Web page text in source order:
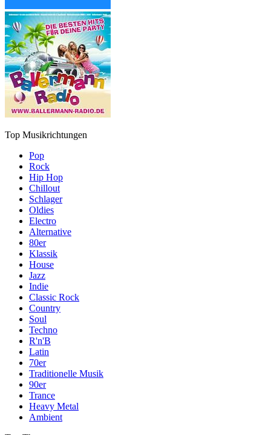
Top Musikrichtungen
Pop
Rock
Hip Hop
Chillout
Schlager
Oldies
Electro
Alternative
80er
Klassik
House
Jazz
Indie
Classic Rock
Country
Soul
Techno
R'n'B
Latin
70er
Traditionelle Musik
90er
Trance
Heavy Metal
Ambient